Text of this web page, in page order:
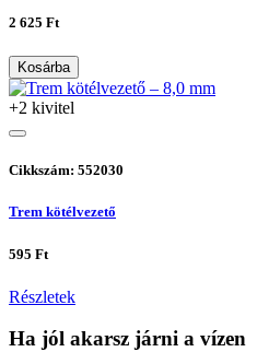
2 625 Ft
Kosárba
+2 kivitel
Cikkszám: 552030
Trem kötélvezető
595 Ft
Részletek
Ha jól akarsz járni a vízen